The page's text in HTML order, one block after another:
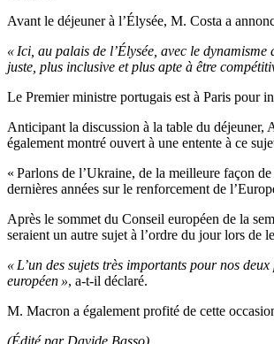
Avant le déjeuner à l’Élysée, M. Costa a
« Ici, au palais de l’Élysée, avec le
juste, plus inclusive et plus apte à être
Le Premier ministre portugais est à Paris pour
Anticipant la discussion à la table du déjeuner,
également montré ouvert à une entente à ce
« Parlons de l’Ukraine, de la meilleure façon
dernières années sur le renforcement de
Après le sommet du Conseil européen de la
seraient un autre sujet à l’ordre du jour lors de
« L’un des sujets très importants pour nos
européen », a-t-il déclaré.
M. Macron a également profité de cette